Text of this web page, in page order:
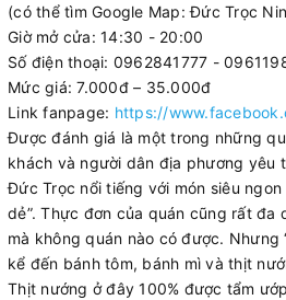
(có thể tìm Google Map: Đức Trọc
Giờ mở cửa: 14:30 - 20:00
Số điện thoại: 0962841777 -
Mức giá: 7.000đ – 35.000đ
Link fanpage: https://
Được đánh giá là một trong những
khách và người dân địa phương yêu
Đức Trọc nổi tiếng với món siêu
dẻ”. Thực đơn của quán cũng rất đa
mà không quán nào có được. Nhưng
kể đến bánh tôm, bánh mì và thịt
Thịt nướng ở đây 100% được tẩm